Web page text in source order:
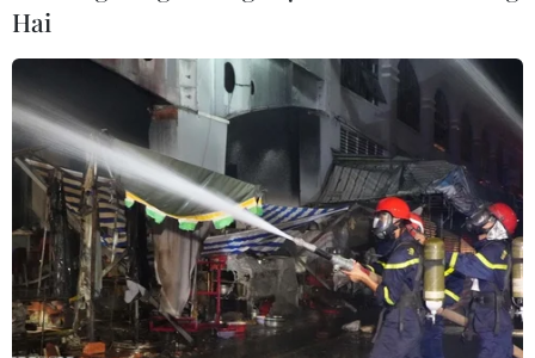
U16 Việt Nam thận trọng trước Timor
Hai